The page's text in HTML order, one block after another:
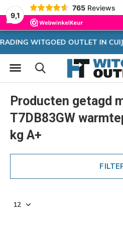
9,1
765 Reviews
Producten getagd
T7DB83GW
kg A+